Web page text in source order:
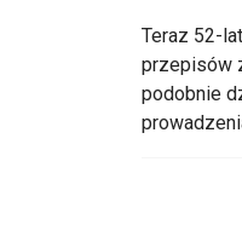
Teraz 52-
przepisów
podobnie